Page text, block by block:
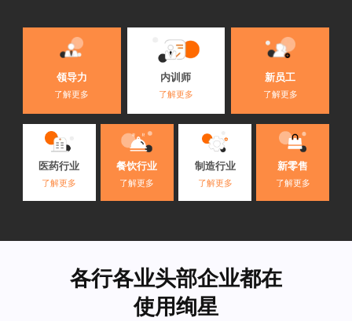
领导力
了解更多
内训师
了解更多
新员工
了解更多
医药行业
了解更多
餐饮行业
了解更多
制造行业
了解更多
新零售
了解更多
各行各业头部企业都在
使用绚星